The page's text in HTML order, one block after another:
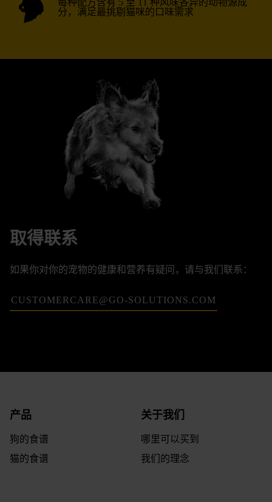
每种配方含有 5 至 11 种风味各异的动物源成
分，满足最挑剔猫咪的口味需求
取得联系
如果你对你的宠物的健康和营养有疑问，请与我们联系：
CUSTOMERCARE@GO-SOLUTIONS.COM
产品
狗的食谱
猫的食谱
关于我们
哪里可以买到
我们的理念